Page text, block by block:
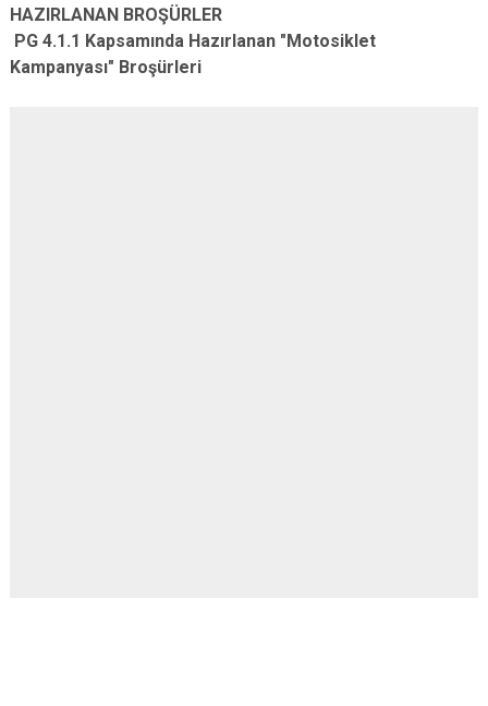
HAZIRLANAN BROŞÜRLER
PG 4.1.1 Kapsamında Hazırlanan "Motosiklet
Kampanyası" Broşürleri